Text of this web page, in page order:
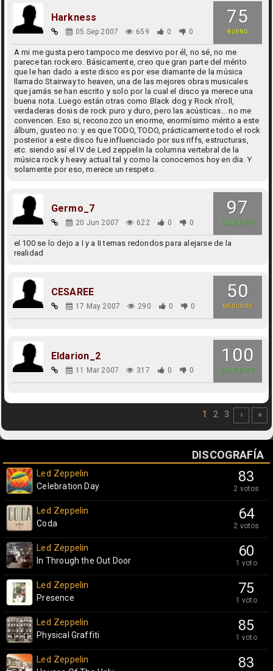
75
BUENO
Harkness
05 Sep 2007 659 0 0
A mi me gusta pero tampoco me desvivo por él, no sé, no me
parece tan rockero. Básicamente, creo que gran parte del mérito
que le han dado a este disco es por ese diamante de la música
llamado Stairway to heaven, una de las mejores obras musicales
que jamás se han escrito y solo por la cual el disco ya merece una
buena nota. Luego están otras como Black dog y Rock n'roll,
verdaderas dosis de rock puro y duro, pero las acústicas... no me
convencen. Eso si, reconozco un enorme, enormísimo mérito a este
álbum, gusteo no: y es que TODO, TODO, prácticamente todo el rock
posterior a este disco fue influenciado por sus riffs, estructuras,
etc. siendo así el IV de Led zeppelin la columna vertebral de la
música rock y heavy actual tal y como la conocemos hoy en dia. Y
solamente por eso, merece un respeto.
97
EXCELENTE
Germo_7
20 Jun 2007 622 0 0
el 100 se lo dejo a I y a II temas redondos para alejarse de la
realidad
50
MEDIOCRE
CESAREE
17 May 2007 290 0 0
100
EXCELENTE
Eldarion_2
11 Mar 2007 317 0 0
1 2 3 › »
DISCOGRAFÍA
83
2 votos
Led Zeppelin
Celebration Day
64
2 votos
Led Zeppelin
Coda
60
1 voto
Led Zeppelin
In Through the Out Door
75
1 voto
Led Zeppelin
Presence
85
1 voto
Led Zeppelin
Physical Graffiti
83
Led Zeppelin